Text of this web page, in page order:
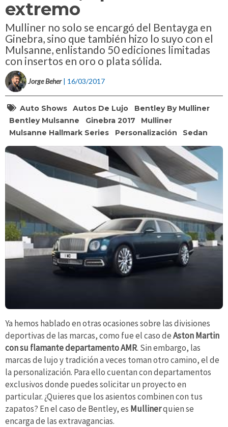
extremo
Mulliner no solo se encargó del Bentayga en
Ginebra, sino que también hizo lo suyo con el
Mulsanne, enlistando 50 ediciones limitadas
con insertos en oro o plata sólida.
Jorge Beher | 16/03/2017
Auto Shows Autos De Lujo
Bentley By Mulliner
Bentley Mulsanne
Ginebra 2017
Mulliner
Mulsanne Hallmark Series
Personalización Sedan
Ya hemos hablado en otras ocasiones sobre las divisiones
deportivas de las marcas, como fue el caso deAston Martin
con su flamante departamento AMR. Sin embargo, las
marcas de lujo y tradición a veces toman otro camino, el de
la personalización. Para ello cuentan con departamentos
exclusivos donde puedes solicitar un proyecto en
particular. ¿Quieres que los asientos combinen con tus
zapatos? En el caso de Bentley, es Mullinerquien se
encarga de las extravagancias.